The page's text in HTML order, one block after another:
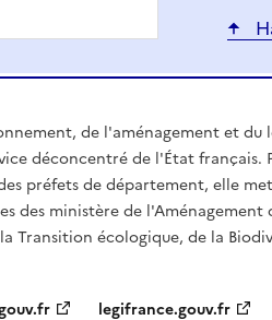
de l'aménagement et du
déconcentré de l'État français.
préfets de département, elle
des ministère de
Transition écologique, de la
legifrance.gouv.fr